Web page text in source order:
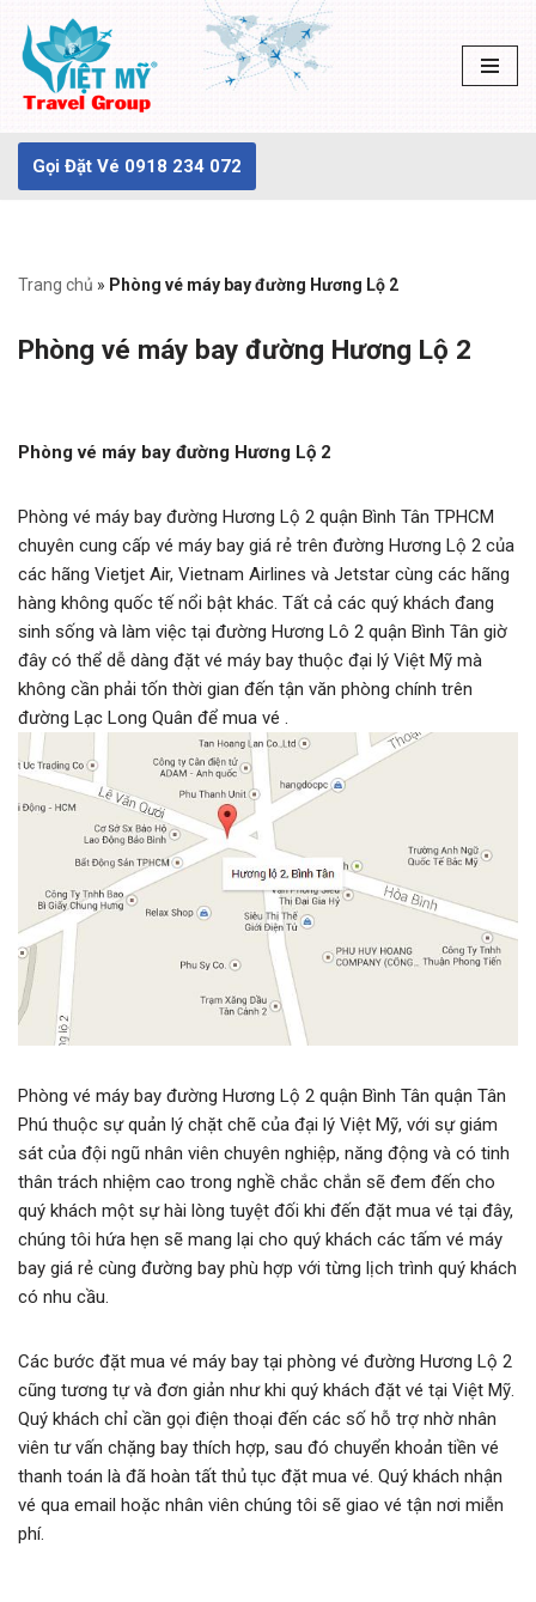
Chuyển
tới
dung
Gọi Đặt Vé 0918 234 072
Trang chủ » Phòng vé máy bay đường Hương Lộ 2
Phòng vé máy bay đường Hương Lộ 2
Phòng vé máy bay đường Hương Lộ 2
Phòng vé máy bay đường Hương Lộ 2 quận Bình Tân TPHCM
chuyên cung cấp vé máy bay giá rẻ trên đường Hương Lộ 2 của
các hãng Vietjet Air, Vietnam Airlines và Jetstar cùng các hãng
hàng không quốc tế nổi bật khác. Tất cả các quý khách đang
sinh sống và làm việc tại đường Hương Lô 2 quận Bình Tân giờ
đây có thể dễ dàng đặt vé máy bay thuộc đại lý Việt Mỹ mà
không cần phải tốn thời gian đến tận văn phòng chính trên
đường Lạc Long Quân để mua vé .
Phòng vé máy bay đường Hương Lộ 2 quận Bình Tân quận Tân
Phú thuộc sự quản lý chặt chẽ của đại lý Việt Mỹ, với sự giám
sát của đội ngũ nhân viên chuyên nghiệp, năng động và có tinh
thân trách nhiệm cao trong nghề chắc chắn sẽ đem đến cho
quý khách một sự hài lòng tuyệt đối khi đến đặt mua vé tại đây,
chúng tôi hứa hẹn sẽ mang lại cho quý khách các tấm vé máy
bay giá rẻ cùng đường bay phù hợp với từng lịch trình quý khách
có nhu cầu.
Các bước đặt mua vé máy bay tại phòng vé đường Hương Lộ 2
cũng tương tự và đơn giản như khi quý khách đặt vé tại Việt Mỹ.
Quý khách chỉ cần gọi điện thoại đến các số hỗ trợ nhờ nhân
viên tư vấn chặng bay thích hợp, sau đó chuyển khoản tiền vé
thanh toán là đã hoàn tất thủ tục đặt mua vé. Quý khách nhận
vé qua email hoặc nhân viên chúng tôi sẽ giao vé tận nơi miễn
phí.